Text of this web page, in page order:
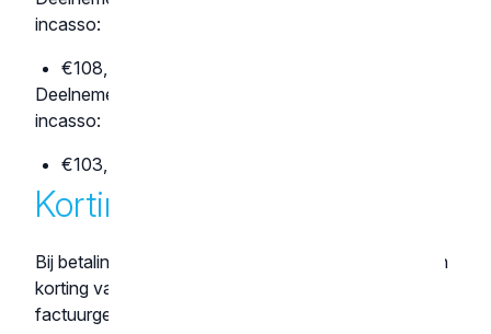
incasso:
€108,- per kalenderjaar.
Deelnemersbijdrage per 2026 met automatische
incasso:
€103,- per kalenderjaar.
Korting
Bij betaling per automatische incasso ontvang je een
korting van €5. De machtiging maak je in orde bij de
factuurgegevens in je